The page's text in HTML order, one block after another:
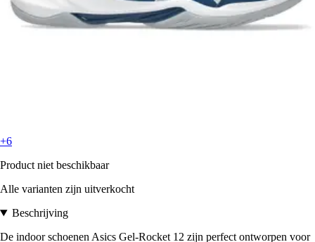
+6
Product niet beschikbaar
Alle varianten zijn uitverkocht
Beschrijving
De indoor schoenen Asics Gel-Rocket 12 zijn perfect ontworpen voor